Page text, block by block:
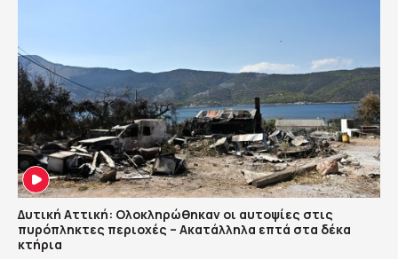
Δυτική Αττική: Ολοκληρώθηκαν οι αυτοψίες στις
πυρόπληκτες περιοχές – Ακατάλληλα επτά στα δέκα
κτήρια